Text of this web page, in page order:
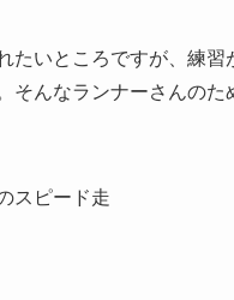
たいところですが、練
そんなランナーさんの
スピード走